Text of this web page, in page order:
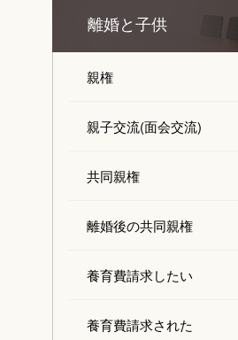
離婚と子供
親権
親子交流(面会交流)
共同親権
離婚後の共同親権
養育費請求したい
養育費請求された